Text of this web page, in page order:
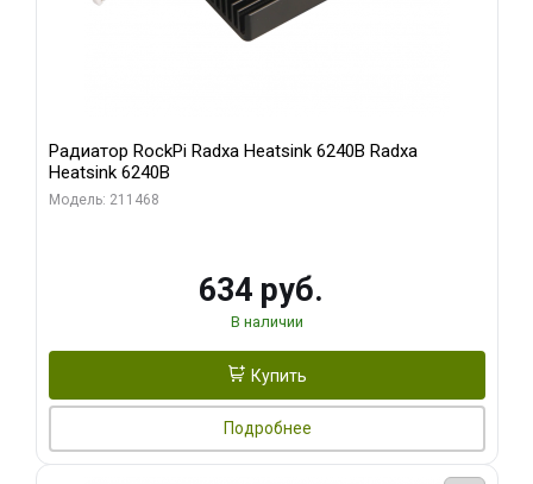
Радиатор RockPi Radxa Heatsink 6240B Radxa
Heatsink 6240B
Модель: 211468
634 руб.
В наличии
Купить
Подробнее